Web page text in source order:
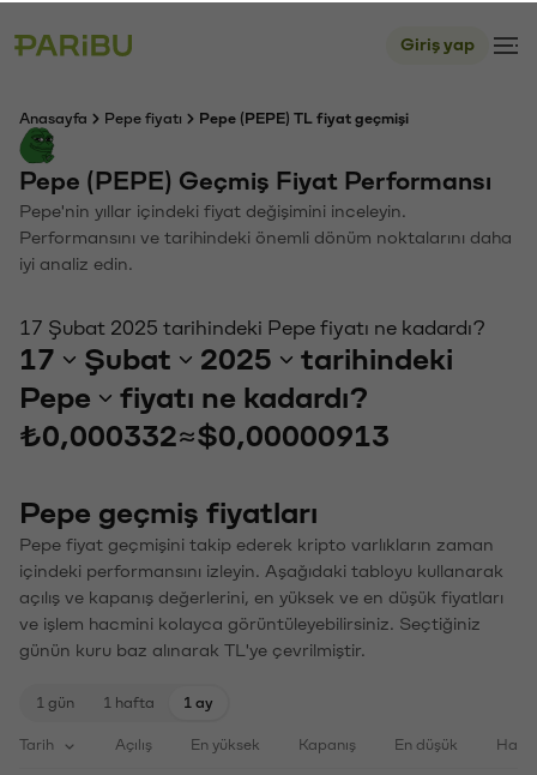
Giriş yap
Anasayfa Pepe fiyatı Pepe (PEPE) TL fiyat geçmişi
Pepe (PEPE) Geçmiş Fiyat Performansı
Pepe'nin yıllar içindeki fiyat değişimini inceleyin.
Performansını ve tarihindeki önemli dönüm noktalarını daha
iyi analiz edin.
17 Şubat 2025 tarihindeki Pepe fiyatı ne kadardı?
17 Şubat 2025
tarihindeki
Pepe
fiyatı ne kadardı?
₺0,000332≈$0,00000913
Pepe geçmiş fiyatları
Pepe fiyat geçmişini takip ederek kripto varlıkların zaman
içindeki performansını izleyin. Aşağıdaki tabloyu kullanarak
açılış ve kapanış değerlerini, en yüksek ve en düşük fiyatları
ve işlem hacmini kolayca görüntüleyebilirsiniz. Seçtiğiniz
günün kuru baz alınarak TL'ye çevrilmiştir.
1 gün 1 hafta 1 ay
Tarih Açılış En yüksek Kapanış En düşük